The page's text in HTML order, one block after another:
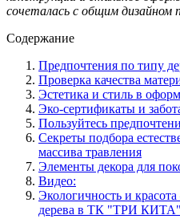
сочеталась с общим дизайном
Содержание
Предпочтения по типу
Проверка качества
Эстетика и стиль в
Эко-сертификаты и
Пользуйтесь
Секреты подбора
массива травления
Элементы декора для
Видео:
Экологичность и
дерева в ТК "ТРИ КИТА"